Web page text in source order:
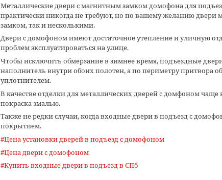
Металлические двери с магнитным замкомдомофона для
практически никогда не требуют, но по вашему желанию двери
замком, так и несколькими.
Двери с домофономимеют достаточное утепление и уличную
проблем эксплуатироваться на улице.
Чтобы исключить обмерзание в зимнее время,подъездные
наполнитель внутри обоих полотен, а по периметру притвора
уплотнителем.
В качестве отделки дляметаллических дверей с домфономчаще
покраска эмалью.
Также не редки случаи, когдавходные двери в подъезд с
покрытием.
#Цена установки дверей в подъезд с домофоном
#Цена двери с домофоном
#Купить входные двери в подъезд в СПб